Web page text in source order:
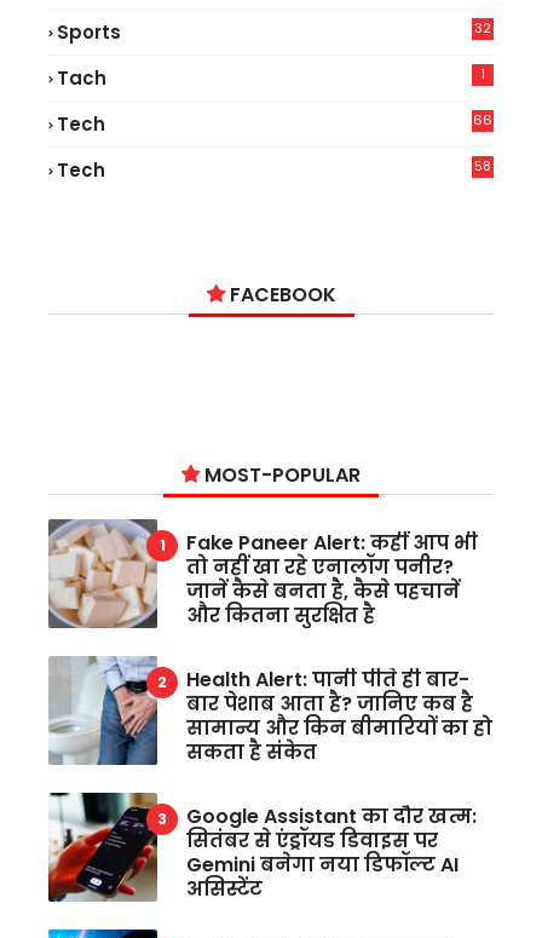
Sports 32
Tach 1
Tech
66
Tech
58
FACEBOOK
MOST-POPULAR
Fake Paneer Alert: कहीं आप भी
तो नहीं खा रहे एनालॉग पनीर?
जानें कैसे बनता है, कैसे पहचानें
और कितना सुरक्षित है
Health Alert: पानी पीते ही बार-
बार पेशाब आता है? जानिए कब है
सामान्य और किन बीमारियों का हो
सकता है संकेत
Google Assistant का दौर खत्म:
सितंबर से एंड्रॉयड डिवाइस पर
Gemini बनेगा नया डिफॉल्ट AI
असिस्टेंट